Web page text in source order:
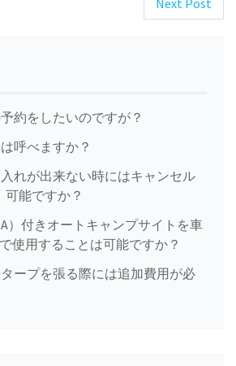
予約をしたいのですが？
は呼べますか？
入れが出来ない時にはキャンセル
可能ですか？
）付きオートキャンプサイトを車
使用することは可能ですか？
タープを張る際には追加費用が必